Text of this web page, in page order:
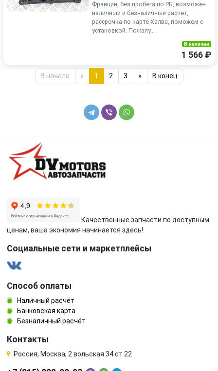
Франции, без пробега по РБ, возможен
наличный и безналичный расчёт,
рассрочка по карте Халва, поможем с
установкой. Пожалу...
В наличии
1 566 ₽
В начало « 1 2 3 » В конец
Качественные запчасти по доступным
ценам, ваша экономия начинается здесь!
Социальные сети и маркетплейсы
Способ оплаты
Наличный расчёт
Банковская карта
Безналичный расчёт
Контакты
Россия, Москва, 2 вольская 34 ст 22